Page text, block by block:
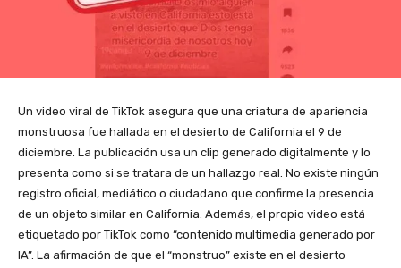
Un video viral de TikTok asegura que una criatura de apariencia
monstruosa fue hallada en el desierto de California el 9 de
diciembre. La publicación usa un clip generado digitalmente y lo
presenta como si se tratara de un hallazgo real. No existe ningún
registro oficial, mediático o ciudadano que confirme la presencia
de un objeto similar en California. Además, el propio video está
etiquetado por TikTok como “contenido multimedia generado por
IA”. La afirmación de que el “monstruo” existe en el desierto